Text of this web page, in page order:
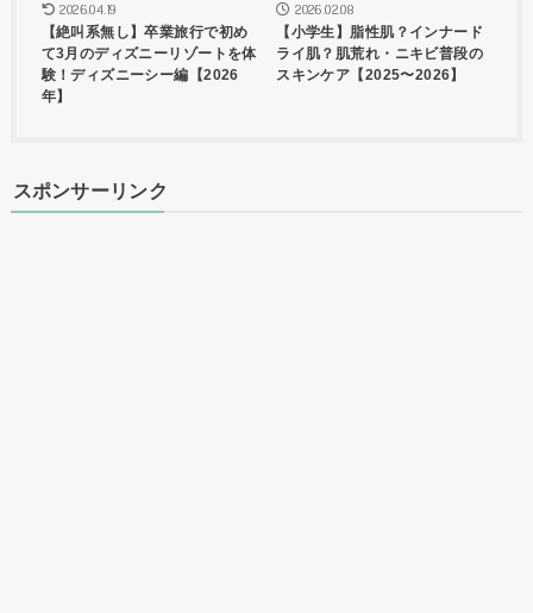
2026.04.19
【絶叫系無し】卒業旅行で初め
て3月のディズニーリゾートを体
験！ディズニーシー編【2026
年】
2026.02.08
【小学生】脂性肌？インナード
ライ肌？肌荒れ・ニキビ普段の
スキンケア【2025〜2026】
スポンサーリンク